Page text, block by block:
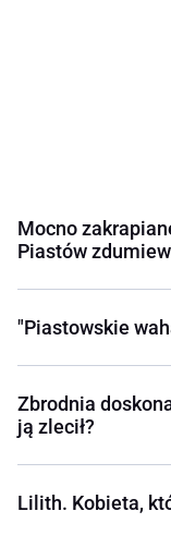
Mocno
Piastów
"Piastowskie
Zbrodnia
ją zlecił?
Lilith. Kobieta,